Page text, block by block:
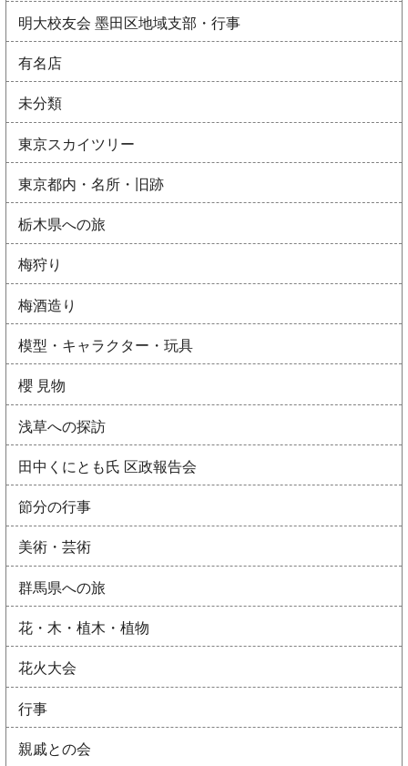
明大校友会 墨田区地域支部・行事
有名店
未分類
東京スカイツリー
東京都内・名所・旧跡
栃木県への旅
梅狩り
梅酒造り
模型・キャラクター・玩具
櫻 見物
浅草への探訪
田中くにとも氏 区政報告会
節分の行事
美術・芸術
群馬県への旅
花・木・植木・植物
花火大会
行事
親戚との会